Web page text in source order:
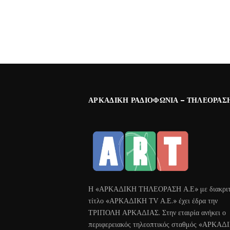
ΑΡΚΑΔΙΚΉ ΡΑΔΙΟΦΩΝΊΑ –
Η «ΑΡΚΑΔΙΚΗ ΤΗΛΕΟΡΑΣΗ Α.Ε» με
τίτλο «ΑΡΚΑΔΙΚΗ ΤV Α.Ε.» έχει έδρα την
ΤΡΙΠΟΛΗ ΑΡΚΑΔΙΑΣ. Στην εταιρία ανήκει ο
περιφερειακός τηλεοπτικός σταθμός